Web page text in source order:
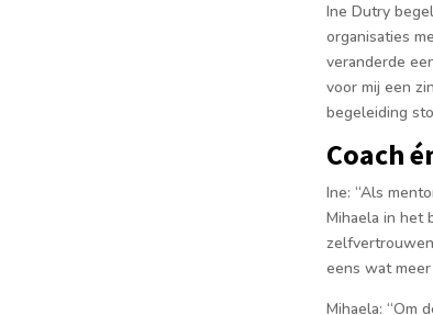
Ine Dutry
organisaties
veranderde
voor mij een
begeleiding
Coach
Ine: “Als
Mihaela in het
eens wat meer
Mihaela: “Om